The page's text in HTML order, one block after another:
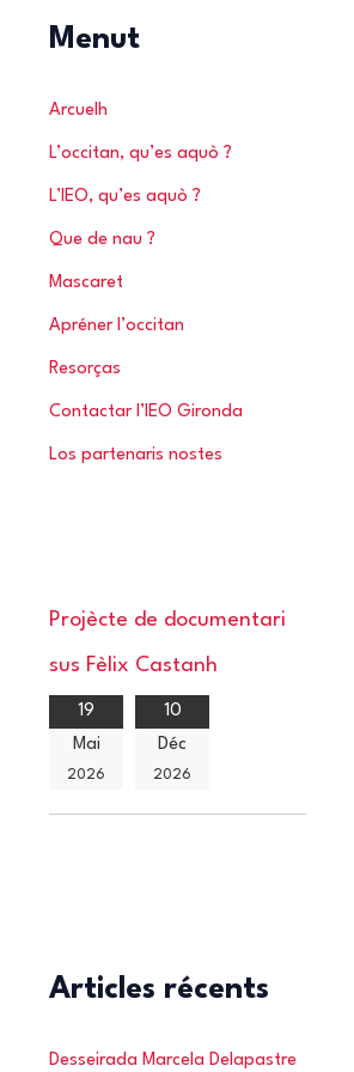
h
e
r
Menut
Arcuelh
L’occitan, qu’es aquò ?
L’IEO, qu’es aquò ?
Que de nau ?
Mascaret
Apréner l’occitan
Resorças
Contactar l’IEO Gironda
Los partenaris nostes
Projècte de documentari
sus Fèlix Castanh
19
Mai
2026
10
Déc
2026
Articles récents
Desseirada Marcela Delapastre